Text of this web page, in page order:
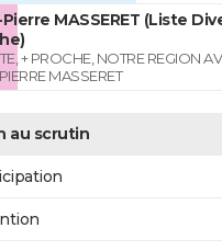
MASSERET (Liste
+ PROCHE, NOTRE REGION
MASSERET
au scrutin